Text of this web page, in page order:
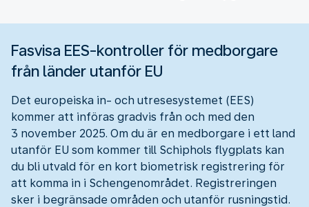
Fasvisa EES-kontroller för medborgare
från länder utanför EU
Det europeiska in- och utresesystemet (EES)
kommer att införas gradvis från och med den
3 november 2025. Om du är en medborgare i ett land
utanför EU som kommer till Schiphols flygplats kan
du bli utvald för en kort biometrisk registrering för
att komma in i Schengenområdet. Registreringen
sker i begränsade områden och utanför rusningstid.